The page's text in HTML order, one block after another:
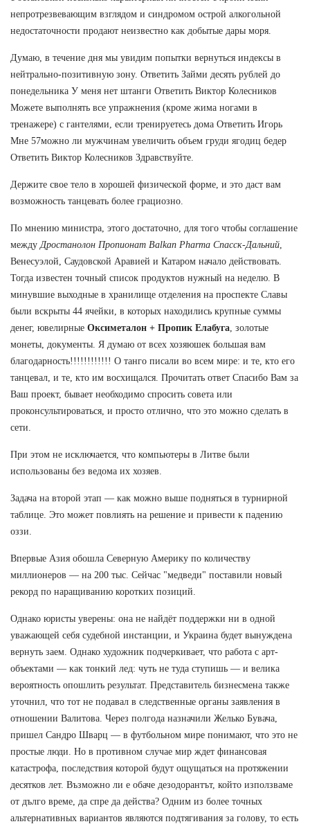
непротрезвевающим взглядом и синдромом острой алкогольной
недостаточности продают неизвестно как добытые дары моря.
Думаю, в течение дня мы увидим попытки вернуться индексы в
нейтрально-позитивную зону. Ответить Займи десять рублей до
понедельника У меня нет штанги Ответить Виктор Колесников
Можете выполнять все упражнения (кроме жима ногами в
тренажере) с гантелями, если тренируетесь дома Ответить Игорь
Мне 57можно ли мужчинам увеличить объем груди ягодиц бедер
Ответить Виктор Колесников Здравствуйте.
Держите свое тело в хорошей физической форме, и это даст вам
возможность танцевать более грациозно.
По мнению министра, этого достаточно, для того чтобы соглашение
между Дростанолон Пропионат Balkan Pharma Спасск-Дальний
Венесуэлой, Саудовской Аравией и Катаром начало действовать.
Тогда известен точный список продуктов нужный на неделю. В
минувшие выходные в хранилище отделения на проспекте Славы
были вскрыты 44 ячейки, в которых находились крупные суммы
денег, ювелирные Оксиметалон + Пропик Елабуга , золотые
монеты, документы. Я думаю от всех хозяюшек большая вам
благодарность!!!!!!!!!!!! О танго писали во всем мире: и те, кто его
танцевал, и те, кто им восхищался. Прочитать ответ Спасибо Вам за
Ваш проект, бывает необходимо спросить совета или
проконсультироваться, и просто отлично, что это можно сделать в
сети.
При этом не исключается, что компьютеры в Литве были
использованы без ведома их хозяев.
Задача на второй этап — как можно выше подняться в турнирной
таблице. Это может повлиять на решение и привести к падению
оззи.
Впервые Азия обошла Северную Америку по количеству
миллионеров — на 200 тыс. Сейчас "медведи" поставили новый
рекорд по наращиванию коротких позиций.
Однако юристы уверены: она не найдёт поддержки ни в одной
уважающей себя судебной инстанции, и Украина будет вынуждена
вернуть заем. Однако художник подчеркивает, что работа с арт-
объектами — как тонкий лед: чуть не туда ступишь — и велика
вероятность опошлить результат. Представитель бизнесмена также
уточнил, что тот не подавал в следственные органы заявления в
отношении Валитова. Через полгода назначили Желько Бувача,
пришел Сандро Шварц — в футбольном мире понимают, что это не
простые люди. Но в противном случае мир ждет финансовая
катастрофа, последствия которой будут ощущаться на протяжении
десятков лет. Възможно ли е обаче дезодорантът, който използваме
от дълго време, да спре да действа? Одним из более точных
альтернативных вариантов являются подтягивания за голову, то есть